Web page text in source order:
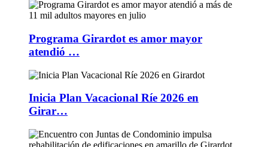
Programa Girardot es amor mayor
atendió …
Inicia Plan Vacacional Ríe 2026 en
Girar…